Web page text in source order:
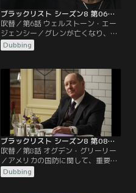
ブラックリスト シーズン8 第06話／吹替
吹替／第6話 ウェルストーン・エー
ジェンシー／グレンが亡くなり、レ
ッドは彼の最後の願いを叶えるため
に奔走する。一方、リズの行方を追
る。手掛かりを得るため、アラムが
犯罪者専用の通訳派遣会社に、通訳
として潜入する。パクの友人が放火
によって命を落とし、パクは犯人の
男を半殺しにしてしまう。困った彼
女は男の始末をレッドに…。
Dubbing
ブラックリスト シーズン8 第08話／吹替
吹替／第8話 オグデン・グリーリー
／アメリカの国防に関して、重要な
情報を持っている男が失踪する。彼
が闇市場で情報を売るのを阻止する
Dubbing